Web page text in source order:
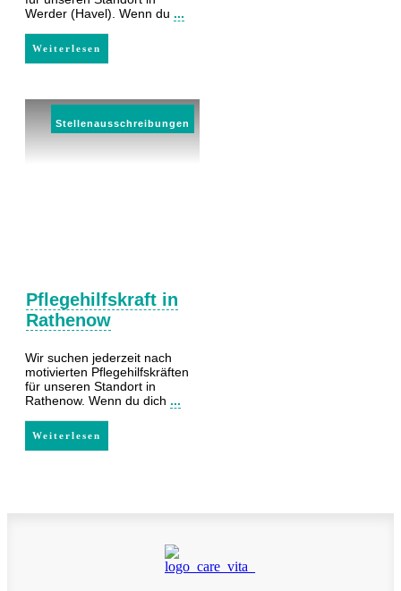
Werder (Havel). Wenn du ...
Weiterlesen
Stellenausschreibungen
Pflegehilfskraft in
Rathenow
Wir suchen jederzeit nach
motivierten Pflegehilfskräften
für unseren Standort in
Rathenow. Wenn du dich ...
Weiterlesen